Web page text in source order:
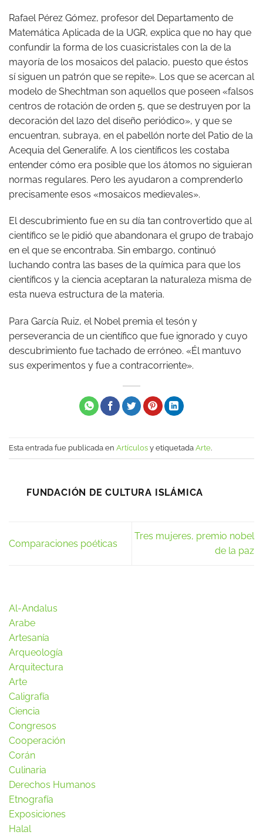
Rafael Pérez Gómez, profesor del Departamento de
Matemática Aplicada de la UGR, explica que no hay que
confundir la forma de los cuasicristales con la de la
mayoría de los mosaicos del palacio, puesto que éstos
sí siguen un patrón que se repite». Los que se acercan al
modelo de Shechtman son aquellos que poseen «falsos
centros de rotación de orden 5, que se destruyen por la
decoración del lazo del diseño periódico», y que se
encuentran, subraya, en el pabellón norte del Patio de la
Acequia del Generalife. A los científicos les costaba
entender cómo era posible que los átomos no siguieran
normas regulares. Pero les ayudaron a comprenderlo
precisamente esos «mosaicos medievales».
El descubrimiento fue en su día tan controvertido que al
científico se le pidió que abandonara el grupo de trabajo
en el que se encontraba. Sin embargo, continuó
luchando contra las bases de la química para que los
científicos y la ciencia aceptaran la naturaleza misma de
esta nueva estructura de la materia.
Para García Ruiz, el Nobel premia el tesón y
perseverancia de un científico que fue ignorado y cuyo
descubrimiento fue tachado de erróneo. «Él mantuvo
sus experimentos y fue a contracorriente».
Esta entrada fue publicada en Artículos y etiquetada Arte.
FUNDACIÓN DE CULTURA ISLÁMICA
Comparaciones poéticas
Tres mujeres, premio nobel
de la paz
Al-Andalus
Arabe
Artesanía
Arqueología
Arquitectura
Arte
Caligrafía
Ciencia
Congresos
Cooperación
Corán
Culinaria
Derechos Humanos
Etnografía
Exposiciones
Halal